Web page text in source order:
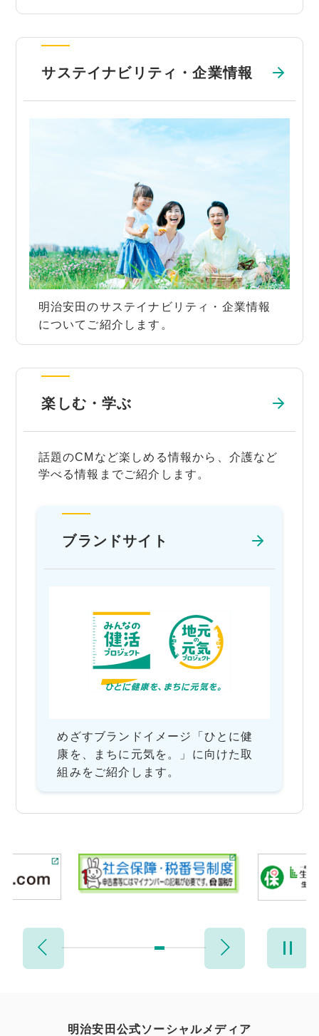
サステイナビリティ・企業情報
明治安田のサステイナビリティ・企業情報
についてご紹介します。
楽しむ・学ぶ
話題のCMなど楽しめる情報から、介護など
学べる情報までご紹介します。
ブランドサイト
めざすブランドイメージ「ひとに健
康を、まちに元気を。」に向けた取
組みをご紹介します。
明治安田公式ソーシャルメディア